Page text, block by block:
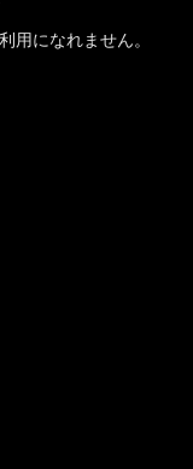
用になれません。